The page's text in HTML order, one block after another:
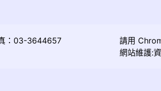
：03-3644657 請用
網站維護: